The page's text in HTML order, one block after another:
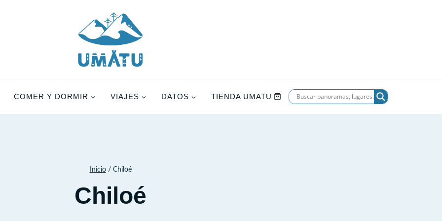
COMER Y DORMIR VIAJES DATOS TIENDA UMATU
Inicio / Chiloé
Chiloé